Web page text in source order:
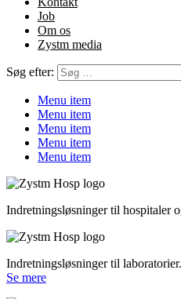
Job
Om os
Zystm media
Søg efter:
Menu item
Menu item
Menu item
Menu item
Menu item
Indretningsløsninger til hospitaler
Indretningsløsninger til laboratorier.
Se mere